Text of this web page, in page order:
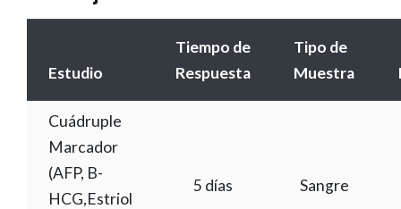
Estudio
Tiempo de
Respuesta
Tipo de
Muestra
Cuádruple
Marcador
(AFP, B-
HCG,Estriol
5 días Sangre